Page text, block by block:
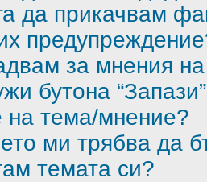
да прикачвам
за мнения
бутона
на тема/мнение?
ми трябва да
темата си?